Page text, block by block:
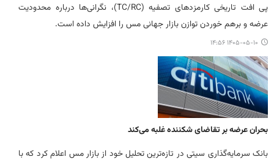
پی افت تاریخی کارمزدهای تصفیه (TC/RC)، نگرانی‌ها درباره محدودیت
عرضه و برهم خوردن توازن بازار جهانی مس را افزایش داده است.
۱۴۰۵-۰۵-۱۰ ۱۴:۵۶
بحران عرضه بر تقاضای شکننده غلبه می‌کند
بانک سرمایه‌گذاری سیتی در تازه‌ترین تحلیل خود از بازار مس اعلام کرد که با